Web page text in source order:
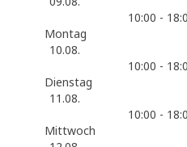
10:00 -
Montag
10.08.
10:00 -
Dienstag
11.08.
10:00 -
Mittwoch